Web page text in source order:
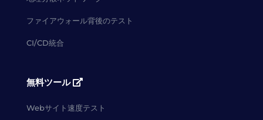
ファイアウォール背後のテスト
CI/CD統合
無料ツール
Webサイト速度テスト